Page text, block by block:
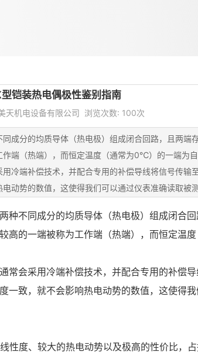
铠装热电偶极性鉴别指南
机电设备有限公司 浏览次数: 100次
成分的均质导体（热电极）组成闭合回路，且两端
端（热端），而恒定温度（通常为0℃）的一端为
冷端补偿技术，并配合专用的补偿导线将信号传输
动势的数值，这使得我们可以通过仪表准确读取被
种不同成分的均质导体（热电极）组成闭合
高的一端被称为工作端（热端），而恒定温
会采用冷端补偿技术，并配合专用的补偿
一致，就不会影响热电动势的数值，这使得
性度、较大的热电动势以及极高的性价比，